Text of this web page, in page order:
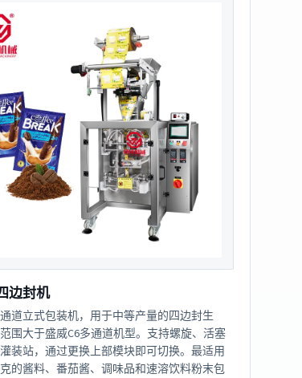
边封机
道立式包装机，用于中等产量的四边封生
围大于盛威C6多通道机型。支持螺旋、活塞
装站，通过更换上部模块即可切换。最适用
的酱料、番茄酱、调味品和速溶饮料粉末包